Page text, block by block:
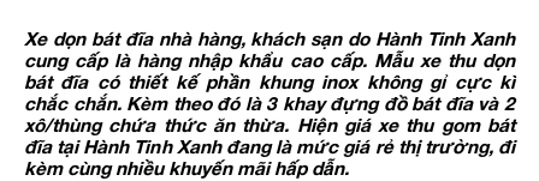
Xe dọn bát đĩa nhà hàng, khách sạn do Hành Tinh Xanh
cung cấp là hàng nhập khẩu cao cấp. Mẫu xe thu dọn
bát đĩa có thiết kế phần khung inox không gỉ cực kì
chắc chắn. Kèm theo đó là 3 khay đựng đồ bát đĩa và 2
xô/thùng chứa thức ăn thừa. Hiện giá xe thu gom bát
đĩa tại Hành Tinh Xanh đang là mức giá rẻ thị trường, đi
kèm cùng nhiều khuyến mãi hấp dẫn.